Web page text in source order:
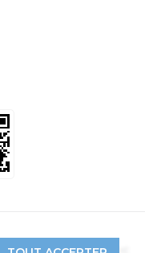
Propulsé par